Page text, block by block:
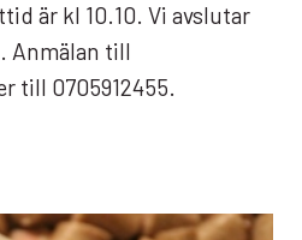
är kl 10.10. Vi avslutar
Anmälan till
till 0705912455.